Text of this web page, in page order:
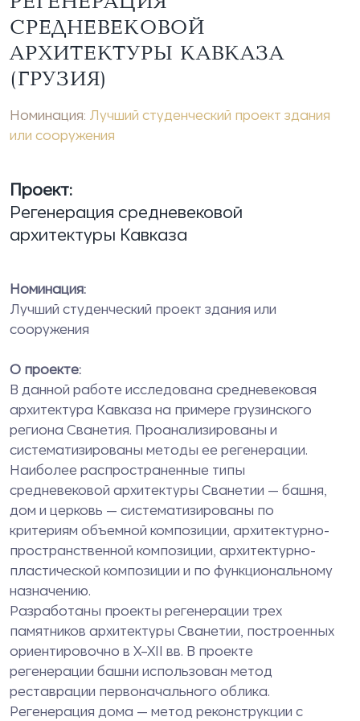
СРЕДНЕВЕКОВОЙ
АРХИТЕКТУРЫ КАВКАЗА
(ГРУЗИЯ)
Номинация: Лучший студенческий проект здания
или сооружения
Проект:
Регенерация средневековой
архитектуры Кавказа
Номинация:
Лучший студенческий проект здания или
сооружения
О проекте:
В данной работе исследована средневековая
архитектура Кавказа на примере грузинского
региона Сванетия. Проанализированы и
систематизированы методы ее регенерации.
Наиболее распространенные типы
средневековой архитектуры Сванетии — башня,
дом и церковь — систематизированы по
критериям объемной композиции, архитектурно-
пространственной композиции, архитектурно-
пластической композиции и по функциональному
назначению.
Разработаны проекты регенерации трех
памятников архитектуры Сванетии, построенных
ориентировочно в X–XII вв. В проекте
регенерации башни использован метод
реставрации первоначального облика.
Регенерация дома — метод реконструкции с